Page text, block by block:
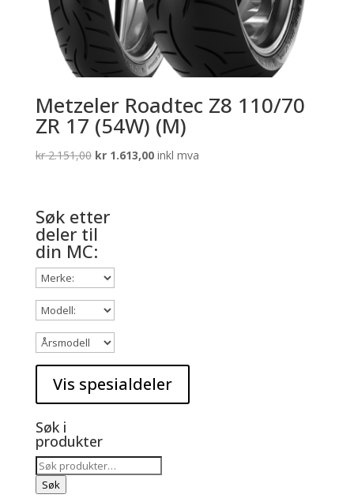
Metzeler Roadtec Z8 110/70
ZR 17 (54W) (M)
kr2.151,00 Opprinnelig
kr1.613,00Nåværende
inkl mva
Søk etter
deler til
din MC:
Søk i
produkter
Søk
etter:
Søk